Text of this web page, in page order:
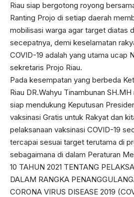
Riau siap bergotong royong
Ranting Projo di setiap daerah
mobilisasi warga agar target diatas
secepatnya, demi keselamatan
COVID-19 adalah yang utama ucap
sekretaris Projo Riau.
Pada kesempatan yang berbeda
Riau DR.Wahyu Tinambunan
siap mendukung Keputusan
vaksinasi Gratis untuk Rakyat dan
pelaksanaan vaksinasi COVID-19
tercapai sesuai target terutama di
sebagaimana di dalam Peraturan
10 TAHUN 2021 TENTANG
DALAM RANGKA
CORONA VIRUS DISEASE 2019